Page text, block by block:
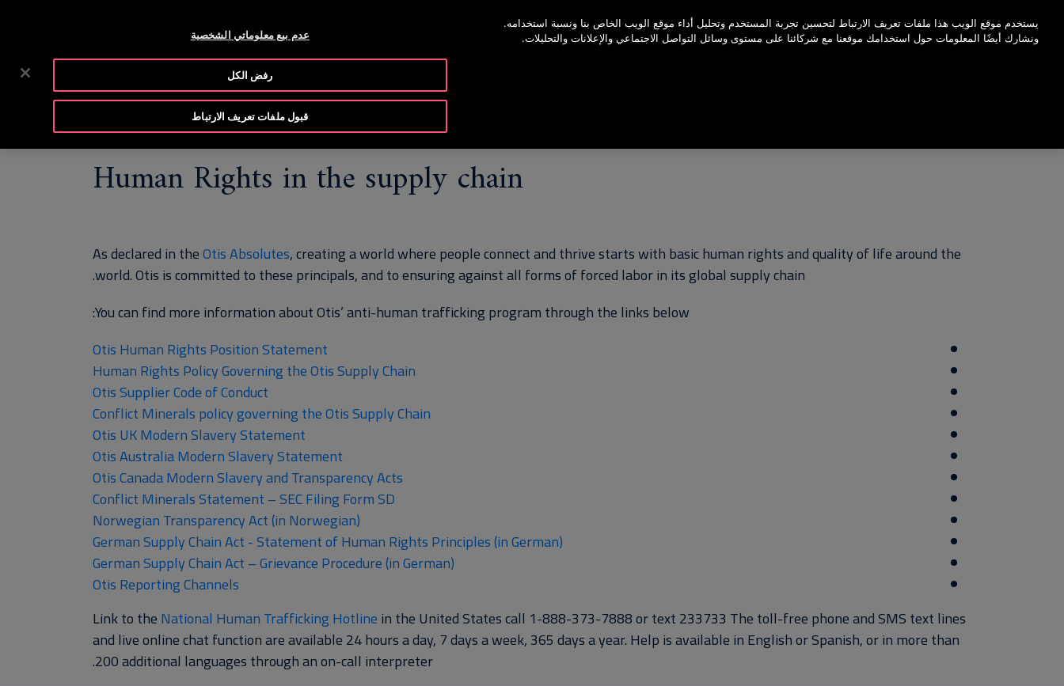
غرفة الأخبار
المنتجات والخدمات الأدوات والموارد شركتنا المستثمرون تواصل معنا إبحث
Human Rights in the supply chain
As declared in theOtis Absolutes, creating a world where people connect and thrive starts with basic human rights and quality of life around the
world. Otis is committed to these principals, and to ensuring against all forms of forced labor in its global supply chain.
You can find more information about Otis’ anti-human trafficking program through the links below:
Otis Human Rights Position Statement
Human Rights Policy Governing the Otis Supply Chain
Otis Supplier Code of Conduct
Conflict Minerals policy governing the Otis Supply Chain
Otis UK Modern Slavery Statement
Otis Australia Modern Slavery Statement
Otis Canada Modern Slavery and Transparency Acts
Conflict Minerals Statement – SEC Filing Form SD
Norwegian Transparency Act (in Norwegian)
German Supply Chain Act - Statement of Human Rights Principles (in German)
German Supply Chain Act – Grievance Procedure (in German)
Otis Reporting Channels
Link to theNational Human Trafficking Hotlinein the United States call 1-888-373-7888 or text 233733 The toll-free phone and SMS text lines
and live online chat function are available 24 hours a day, 7 days a week, 365 days a year. Help is available in English or Spanish, or in more than
200 additional languages through an on-call interpreter.
يستخدم موقع الويب هذا ملفات تعريف الارتباط لتحسين تجربة المستخدم وتحليل أداء موقع الويب الخاص بنا ونسبة استخدامه.
ونشارك أيضًا المعلومات حول استخدامك موقعنا مع شركائنا على مستوى وسائل التواصل الاجتماعي والإعلانات والتحليلات.
عدم بيع معلوماتي الشخصية
رفض الكل
قبول ملفات تعريف الارتباط